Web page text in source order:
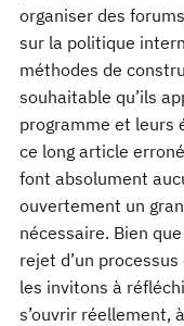
organiser des
sur la politique
méthodes de
souhaitable qu’ils
programme et leurs
ce long article
font absolument
ouvertement un
nécessaire. Bien
rejet d’un
les invitons à
s’ouvrir réellement,